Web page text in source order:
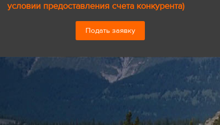
условии предоставления счета конкурента)
Подать заявку